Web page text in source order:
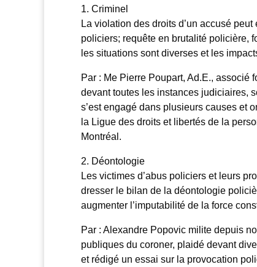
1. Criminel
La violation des droits d’un accusé
policiers; requête en brutalité policière,
les situations sont diverses et les
Par : Me Pierre Poupart, Ad.E., associé
devant toutes les instances judiciaires,
s’est engagé dans plusieurs causes et
la Ligue des droits et libertés de la
Montréal.
2. Déontologie
Les victimes d’abus policiers et leurs
dresser le bilan de la déontologie
augmenter l’imputabilité de la force
Par : Alexandre Popovic milite depuis
publiques du coroner, plaidé devant
et rédigé un essai sur la provocation